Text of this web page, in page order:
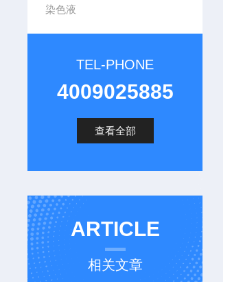
染色液
TEL-PHONE
4009025885
查看全部
ARTICLE
相关文章